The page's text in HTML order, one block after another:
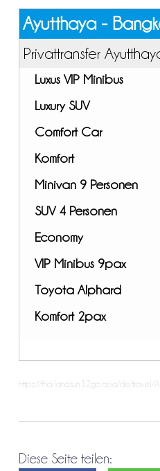
Ayutthaya -
Privattransfer
Luxus VIP Minibus
Luxury SUV
Comfort Car
Komfort
Minivan 9 Personen
SUV 4 Personen
Economy
VIP Minibus 9pax
Toyota Alphard
Komfort 2pax
https://thailandsun.12go.asia/de/travel/
Diese Seite teilen: